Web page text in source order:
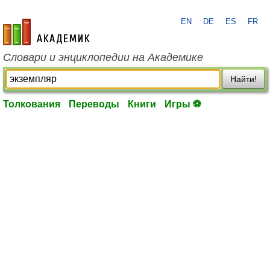
academic.ru
EN DE ES FR
Словари и энциклопедии на Академике
Найти!
Толкования Переводы Книги Игры ⚽